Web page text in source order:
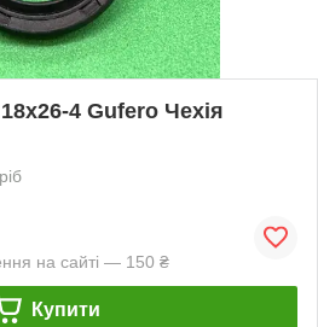
4 Gufero Чехія
на сайті — 150 ₴
Купити